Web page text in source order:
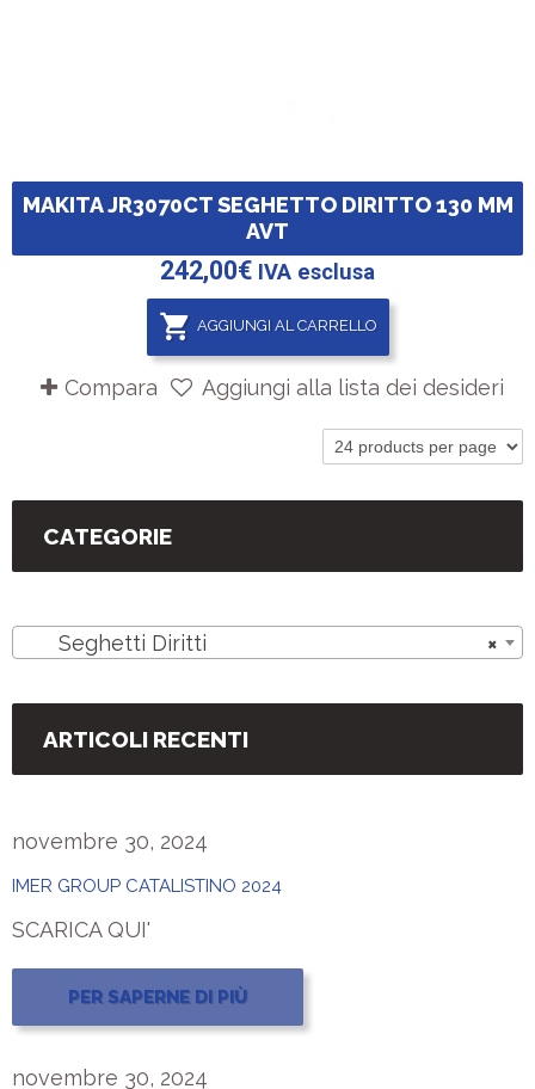
MAKITA JR3070CT SEGHETTO DIRITTO 130 MM
AVT
242,00€ IVA esclusa
AGGIUNGI AL CARRELLO
Compara Aggiungi alla lista dei desideri
CATEGORIE
×
Seghetti Diritti
ARTICOLI RECENTI
novembre 30, 2024
IMER GROUP CATALISTINO 2024
SCARICA QUI'
PER SAPERNE DI PIÙ
novembre 30, 2024